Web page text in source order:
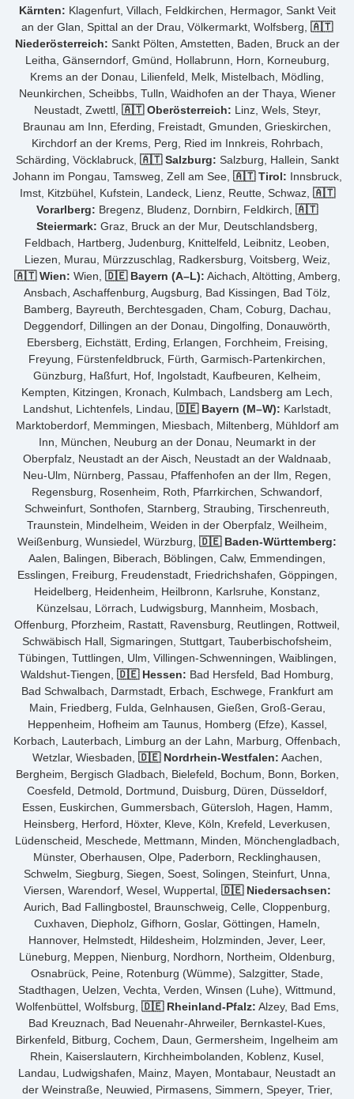
Kärnten: Klagenfurt, Villach, Feldkirchen, Hermagor, Sankt Veit
an der Glan, Spittal an der Drau, Völkermarkt, Wolfsberg, 🇦🇹
Niederösterreich: Sankt Pölten, Amstetten, Baden, Bruck an der
Leitha, Gänserndorf, Gmünd, Hollabrunn, Horn, Korneuburg,
Krems an der Donau, Lilienfeld, Melk, Mistelbach, Mödling,
Neunkirchen, Scheibbs, Tulln, Waidhofen an der Thaya, Wiener
Neustadt, Zwettl, 🇦🇹 Oberösterreich: Linz, Wels, Steyr,
Braunau am Inn, Eferding, Freistadt, Gmunden, Grieskirchen,
Kirchdorf an der Krems, Perg, Ried im Innkreis, Rohrbach,
Schärding, Vöcklabruck, 🇦🇹 Salzburg: Salzburg, Hallein, Sankt
Johann im Pongau, Tamsweg, Zell am See, 🇦🇹 Tirol: Innsbruck,
Imst, Kitzbühel, Kufstein, Landeck, Lienz, Reutte, Schwaz, 🇦🇹
Vorarlberg: Bregenz, Bludenz, Dornbirn, Feldkirch, 🇦🇹
Steiermark: Graz, Bruck an der Mur, Deutschlandsberg,
Feldbach, Hartberg, Judenburg, Knittelfeld, Leibnitz, Leoben,
Liezen, Murau, Mürzzuschlag, Radkersburg, Voitsberg, Weiz,
🇦🇹 Wien: Wien, 🇩🇪 Bayern (A–L): Aichach, Altötting, Amberg,
Ansbach, Aschaffenburg, Augsburg, Bad Kissingen, Bad Tölz,
Bamberg, Bayreuth, Berchtesgaden, Cham, Coburg, Dachau,
Deggendorf, Dillingen an der Donau, Dingolfing, Donauwörth,
Ebersberg, Eichstätt, Erding, Erlangen, Forchheim, Freising,
Freyung, Fürstenfeldbruck, Fürth, Garmisch-Partenkirchen,
Günzburg, Haßfurt, Hof, Ingolstadt, Kaufbeuren, Kelheim,
Kempten, Kitzingen, Kronach, Kulmbach, Landsberg am Lech,
Landshut, Lichtenfels, Lindau, 🇩🇪 Bayern (M–W): Karlstadt,
Marktoberdorf, Memmingen, Miesbach, Miltenberg, Mühldorf am
Inn, München, Neuburg an der Donau, Neumarkt in der
Oberpfalz, Neustadt an der Aisch, Neustadt an der Waldnaab,
Neu-Ulm, Nürnberg, Passau, Pfaffenhofen an der Ilm, Regen,
Regensburg, Rosenheim, Roth, Pfarrkirchen, Schwandorf,
Schweinfurt, Sonthofen, Starnberg, Straubing, Tirschenreuth,
Traunstein, Mindelheim, Weiden in der Oberpfalz, Weilheim,
Weißenburg, Wunsiedel, Würzburg, 🇩🇪 Baden-Württemberg:
Aalen, Balingen, Biberach, Böblingen, Calw, Emmendingen,
Esslingen, Freiburg, Freudenstadt, Friedrichshafen, Göppingen,
Heidelberg, Heidenheim, Heilbronn, Karlsruhe, Konstanz,
Künzelsau, Lörrach, Ludwigsburg, Mannheim, Mosbach,
Offenburg, Pforzheim, Rastatt, Ravensburg, Reutlingen, Rottweil,
Schwäbisch Hall, Sigmaringen, Stuttgart, Tauberbischofsheim,
Tübingen, Tuttlingen, Ulm, Villingen-Schwenningen, Waiblingen,
Waldshut-Tiengen, 🇩🇪 Hessen: Bad Hersfeld, Bad Homburg,
Bad Schwalbach, Darmstadt, Erbach, Eschwege, Frankfurt am
Main, Friedberg, Fulda, Gelnhausen, Gießen, Groß-Gerau,
Heppenheim, Hofheim am Taunus, Homberg (Efze), Kassel,
Korbach, Lauterbach, Limburg an der Lahn, Marburg, Offenbach,
Wetzlar, Wiesbaden, 🇩🇪 Nordrhein-Westfalen: Aachen,
Bergheim, Bergisch Gladbach, Bielefeld, Bochum, Bonn, Borken,
Coesfeld, Detmold, Dortmund, Duisburg, Düren, Düsseldorf,
Essen, Euskirchen, Gummersbach, Gütersloh, Hagen, Hamm,
Heinsberg, Herford, Höxter, Kleve, Köln, Krefeld, Leverkusen,
Lüdenscheid, Meschede, Mettmann, Minden, Mönchengladbach,
Münster, Oberhausen, Olpe, Paderborn, Recklinghausen,
Schwelm, Siegburg, Siegen, Soest, Solingen, Steinfurt, Unna,
Viersen, Warendorf, Wesel, Wuppertal, 🇩🇪 Niedersachsen:
Aurich, Bad Fallingbostel, Braunschweig, Celle, Cloppenburg,
Cuxhaven, Diepholz, Gifhorn, Goslar, Göttingen, Hameln,
Hannover, Helmstedt, Hildesheim, Holzminden, Jever, Leer,
Lüneburg, Meppen, Nienburg, Nordhorn, Northeim, Oldenburg,
Osnabrück, Peine, Rotenburg (Wümme), Salzgitter, Stade,
Stadthagen, Uelzen, Vechta, Verden, Winsen (Luhe), Wittmund,
Wolfenbüttel, Wolfsburg, 🇩🇪 Rheinland-Pfalz: Alzey, Bad Ems,
Bad Kreuznach, Bad Neuenahr-Ahrweiler, Bernkastel-Kues,
Birkenfeld, Bitburg, Cochem, Daun, Germersheim, Ingelheim am
Rhein, Kaiserslautern, Kirchheimbolanden, Koblenz, Kusel,
Landau, Ludwigshafen, Mainz, Mayen, Montabaur, Neustadt an
der Weinstraße, Neuwied, Pirmasens, Simmern, Speyer, Trier,